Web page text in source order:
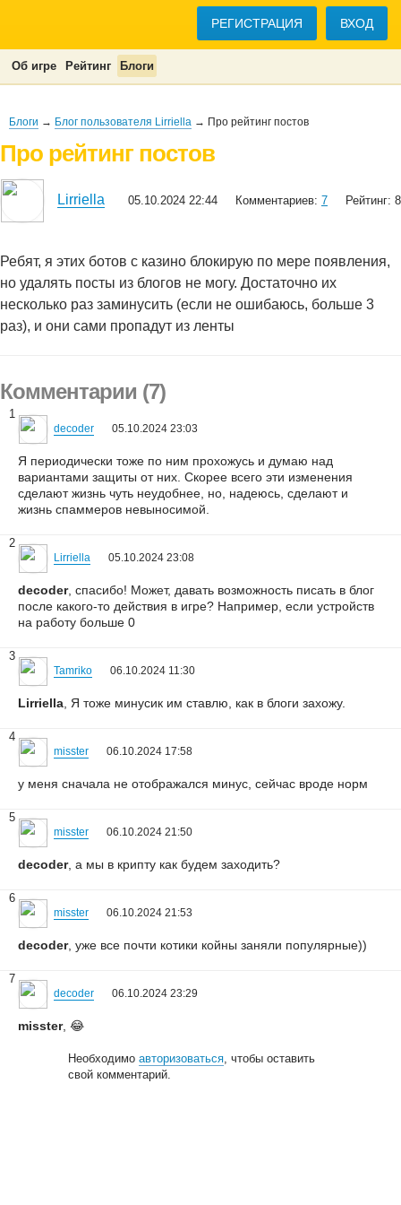
РЕГИСТРАЦИЯ ВХОД
Об игре Рейтинг Блоги
Блоги → Блог пользователя Lirriella → Про рейтинг постов
Про рейтинг постов
Lirriella 05.10.2024 22:44 Комментариев: 7 Рейтинг: 8
Ребят, я этих ботов с казино блокирую по мере появления,
но удалять посты из блогов не могу. Достаточно их
несколько раз заминусить (если не ошибаюсь, больше 3
раз), и они сами пропадут из ленты
Комментарии (7)
1
decoder 05.10.2024 23:03
Я периодически тоже по ним прохожусь и думаю над
вариантами защиты от них. Скорее всего эти изменения
сделают жизнь чуть неудобнее, но, надеюсь, сделают и
жизнь спаммеров невыносимой.
2
Lirriella 05.10.2024 23:08
decoder, спасибо! Может, давать возможность писать в блог
после какого-то действия в игре? Например, если устройств
на работу больше 0
3
Tamriko 06.10.2024 11:30
Lirriella , Я тоже минусик им ставлю, как в блоги захожу.
4
misster 06.10.2024 17:58
у меня сначала не отображался минус, сейчас вроде норм
5
misster 06.10.2024 21:50
decoder, а мы в крипту как будем заходить?
6
misster 06.10.2024 21:53
decoder, уже все почти котики койны заняли популярные))
7
decoder 06.10.2024 23:29
misster, 😂
Необходимоавторизоваться, чтобы оставить
свой комментарий.